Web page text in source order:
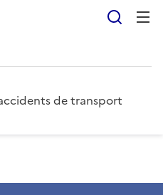
de transport